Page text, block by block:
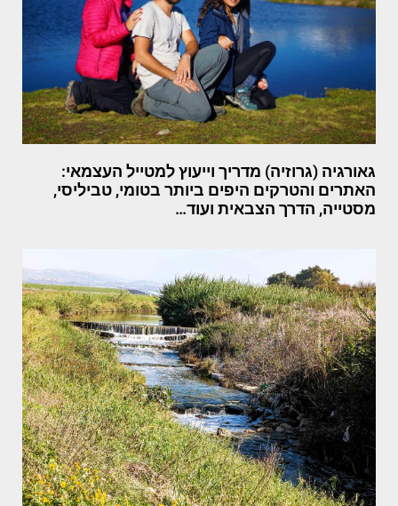
גאורגיה (גרוזיה) מדריך וייעוץ למטייל העצמאי:
האתרים והטרקים היפים ביותר בטומי, טביליסי,
מסטייה, הדרך הצבאית ועוד…